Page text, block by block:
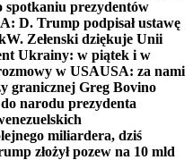
spotkaniu prezydentów
D. Trump podpisał ustawę
W. Zełenski dziękuje Unii
Ukrainy: w piątek i w
w USAUSA: za nami
granicznej Greg Bovino
narodu prezydenta
miliardera, dziś
złożył pozew na 10 mld